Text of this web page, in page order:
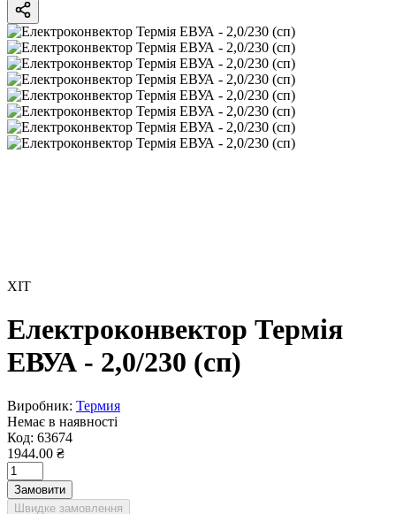
ХІТ
Електроконвектор Термія
ЕВУА - 2,0/230 (сп)
Виробник: Термия
Немає в наявності
Код: 63674
1944.00 ₴
Замовити
Швидке замовлення